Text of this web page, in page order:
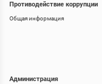
Противодействие коррупции
Общая информация
Администрация